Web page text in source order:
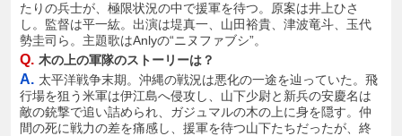
たりの兵士が、極限状況の中で援軍を待つ。原案は井上ひさ
し。監督は平一紘。出演は堤真一、山田裕貴、津波竜斗、玉代
勢圭司ら。主題歌はAnlyの“ニヌファブシ”。
Q. 木の上の軍隊のストーリーは？
A. 太平洋戦争末期。沖縄の戦況は悪化の一途を辿っていた。飛
行場を狙う米軍は伊江島へ侵攻し、山下少尉と新兵の安慶名は
敵の銃撃で追い詰められ、ガジュマルの木の上に身を隠す。仲
間の死に戦力の差を痛感し、援軍を待つ山下たちだったが、終